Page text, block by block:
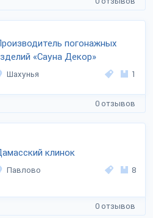
погонажных
«Сауна Декор»
Шахунья 1
0 отзывов
клинок
Павлово 8
0 отзывов